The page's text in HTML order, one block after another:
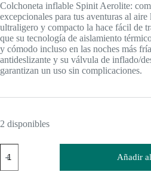
Colchoneta inflable Spinit Aerolite:
excepcionales para tus aventuras al
ultraligero y compacto la hace fácil de
que su tecnología de aislamiento
y cómodo incluso en las noches más
antideslizante y su válvula de inflado/
garantizan un uso sin complicaciones.
2 disponibles
Inflable
Aislante
Añadir